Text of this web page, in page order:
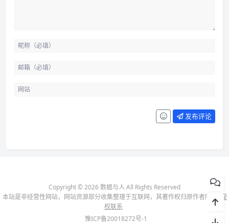
发布评论
Copyright © 2026 数据与人 All Rights Reserved
本站是非经营性网站，网站资源部分收集整理于互联网，其著作权归原作者所有-
侵
权联系
豫ICP备20018272号-1